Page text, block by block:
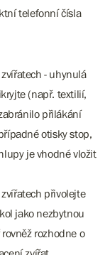
telefonní čísla
- uhynulá
(např. textilií,
přilákání
otisky stop,
je vhodné vložit
přivolejte
jako nezbytnou
rozhodne o